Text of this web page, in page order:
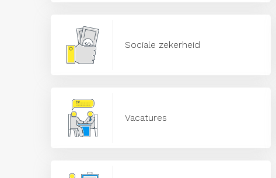
Sociale zekerheid
Vacatures